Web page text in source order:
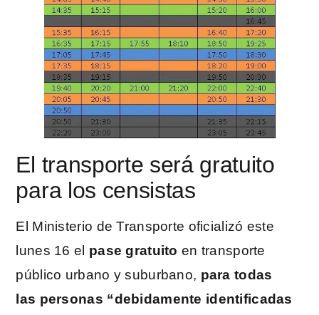
El transporte será gratuito
para los censistas
El Ministerio de Transporte oficializó este
lunes 16 el pase gratuito en transporte
público urbano y suburbano, para todas
las personas “debidamente identificadas